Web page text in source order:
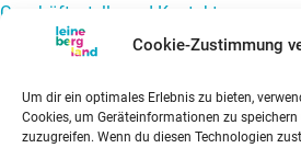
Cookie-Zustimmung
Um dir ein optimales Erlebnis zu bieten,
Cookies, um Geräteinformationen zu
zuzugreifen. Wenn du diesen Technologien
Geschäftsstelle und Kontakt
Newsletter
Projekt Qualitätswanderregion
Hausarztversorgung